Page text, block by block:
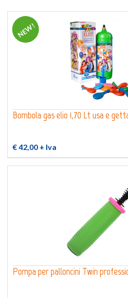
NEW!
Bombola gas elio 1,70 Lt usa e
€ 42,00 + Iva
Pompa per palloncini Twin